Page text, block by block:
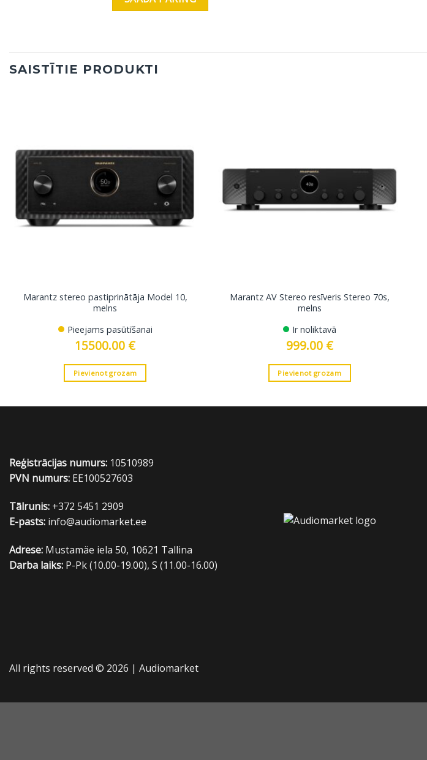
SAISTĪTIE PRODUKTI
Marantz stereo pastiprinātāja Model 10,
melns
Pieejams pasūtīšanai
15500.00 €
Pievienot grozam
Marantz AV Stereo resīveris Stereo 70s,
melns
Ir noliktavā
999.00 €
Pievienot grozam
Reģistrācijas numurs: 10510989
PVN numurs: EE100527603
Tālrunis: +372 5451 2909
E-pasts: info@audiomarket.ee
Adrese: Mustamäe iela 50, 10621 Tallina
Darba laiks: P-Pk (10.00-19.00), S (11.00-16.00)
All rights reserved © 2026 | Audiomarket